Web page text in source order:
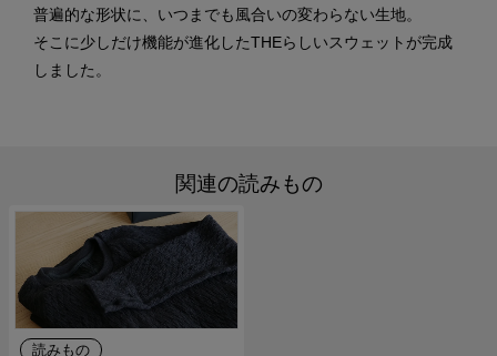
普遍的な形状に、いつまでも風合いの変わらない生地。
そこに少しだけ機能が進化したTHEらしいスウェットが完成
しました。
関連の読みもの
読みもの